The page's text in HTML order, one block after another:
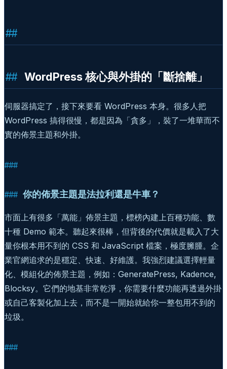
WordPress 核心與外掛的「斷捨離」
伺服器搞定了，接下來要看 WordPress 本身。很多人把
WordPress 搞得很慢，都是因為「貪多」，裝了一堆華而不
實的佈景主題和外掛。
你的佈景主題是法拉利還是牛車？
市面上有很多「萬能」佈景主題，標榜內建上百種功能、數
十種 Demo 範本。聽起來很棒，但背後的代價就是載入了大
量你根本用不到的 CSS 和 JavaScript 檔案，極度臃腫。企
業官網追求的是穩定、快速、好維護。我強烈建議選擇輕量
化、模組化的佈景主題，例如：GeneratePress, Kadence,
Blocksy。它們的地基非常乾淨，你需要什麼功能再透過外掛
或自己客製化加上去，而不是一開始就給你一整包用不到的
垃圾。